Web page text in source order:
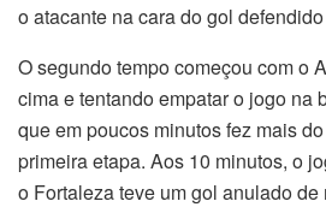
o atacante na cara do gol
O segundo tempo começou com o
cima e tentando empatar o jogo na
que em poucos minutos fez mais
primeira etapa. Aos 10 minutos, o
o Fortaleza teve um gol anulado